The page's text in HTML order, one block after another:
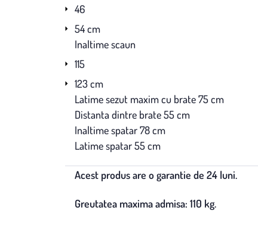
46
54 cm
Inaltime scaun
115
123 cm
Latime sezut maxim cu brate 75 cm
Distanta dintre brate 55 cm
Inaltime spatar 78 cm
Latime spatar 55 cm
Acest produs are o garantie de 24 luni.
Greutatea maxima admisa: 110 kg.